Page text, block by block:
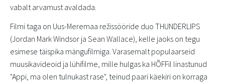
vabalt arvamust avaldada.
Filmi taga on Uus-Meremaa režissööride duo THUNDERLIPS
(Jordan Mark Windsor ja Sean Wallace), kelle jaoks on tegu
esimese täispika mängufilmiga. Varasemalt populaarseid
muusikavideoid ja lühifilme, mille hulgas ka HÕFFil linastunud
"Appi, ma olen tulnukast rase", teinud paari käekiri on korraga